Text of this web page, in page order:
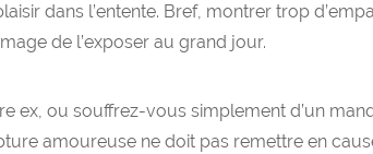
dans l’entente. Bref, montrer trop
de l’exposer au grand jour.
ex, ou souffrez-vous simplement d’un
amoureuse ne doit pas remettre en